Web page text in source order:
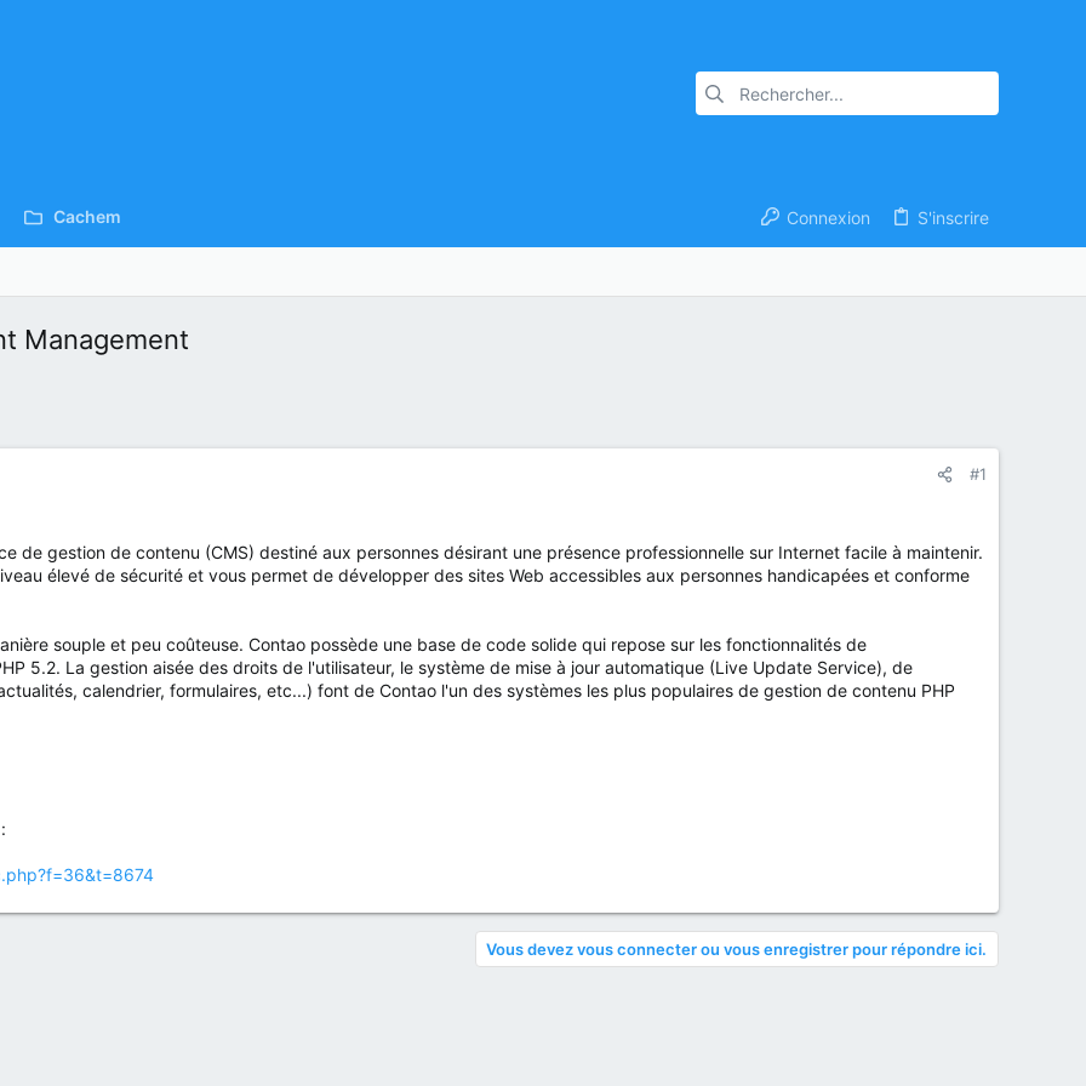
Cachem Connexion S'inscrire
Management
#1
de gestion de contenu (CMS) destiné aux personnes désirant une présence professionnelle sur Internet facile à maintenir.
élevé de sécurité et vous permet de développer des sites Web accessibles aux personnes handicapées et conforme
souple et peu coûteuse. Contao possède une base de code solide qui repose sur les fonctionnalités de
5.2. La gestion aisée des droits de l'utilisateur, le système de mise à jour automatique (Live Update Service), de
calendrier, formulaires, etc...) font de Contao l'un des systèmes les plus populaires de gestion de contenu PHP
Vous devez vous connecter ou vous enregistrer pour répondre ici.